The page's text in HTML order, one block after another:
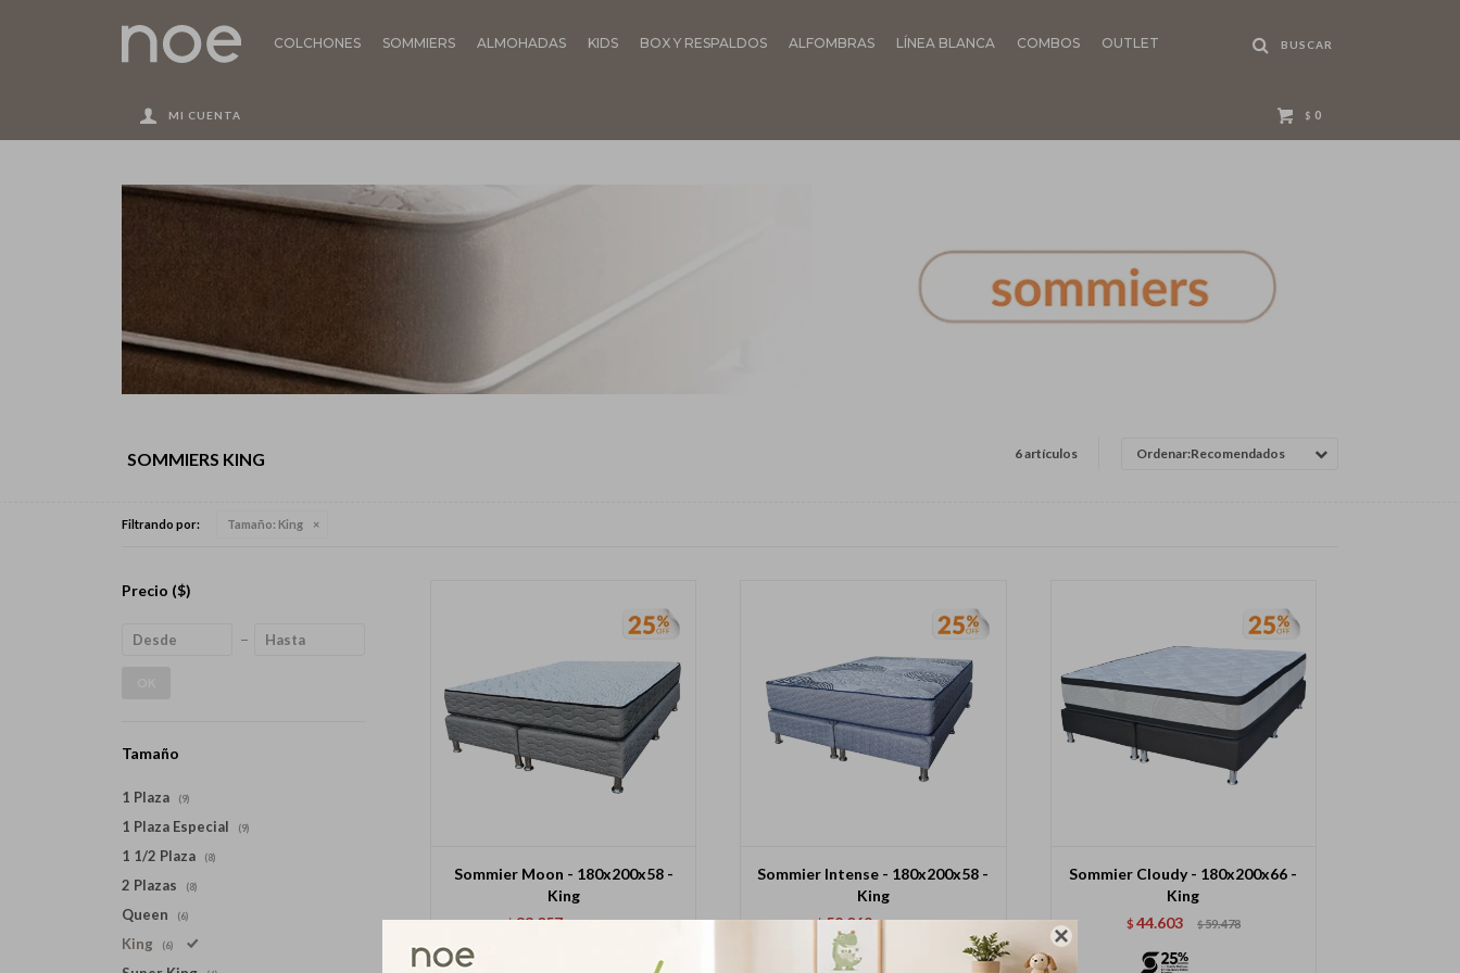

COLCHONES SOMMIERS ALMOHADAS KIDS BOX Y RESPALDOS ALFOMBRAS LÍNEA BLANCA COMBOS OUTLET
$ 0
SOMMIERS KING 6 artículos Recomendados
Filtrando por: Tamaño: King
Sommier Moon - 180x200x58 -
King
$33.057 44.082
Sommier Intense - 180x200x58 -
King
$52.069 69.434
Sommier Cloudy - 180x200x66 -
King
$ 44.603 $59.478
Precio ($)
Tamaño
1 Plaza (9)
1 Plaza Especial (9)
1 1/2 Plaza (8)
2 Plazas (8)
Queen (6)
King (6)